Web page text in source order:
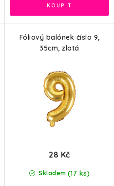
Fóliový balónek číslo 9,
35cm, zlatá
Skladem (17 ks)
28 Kč